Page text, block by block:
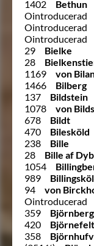
1402
Bethun
Ointroducerad
Ointroducerad
Ointroducerad
29
Bielke
28
1169
von
1466
Bilberg
137
Bildstein
1078
von
678
Bildt
470
Bilesköld
238
Bille
28
Bille af
1054
989
94
von
Ointroducerad
359
Björnberg
420
Björnefelt
358